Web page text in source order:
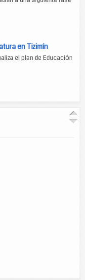
en Tizimín
el plan de Educación